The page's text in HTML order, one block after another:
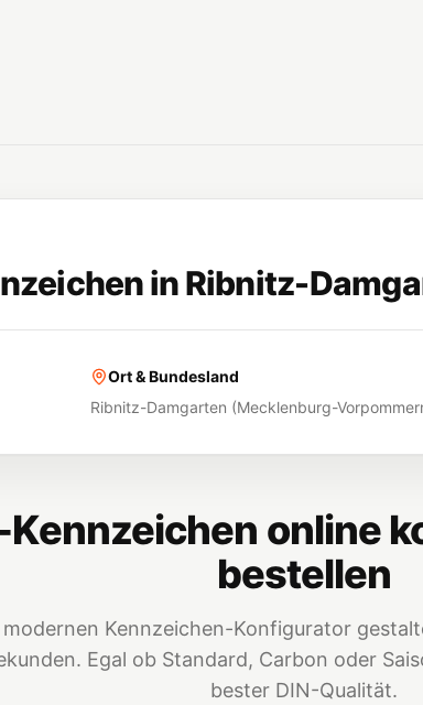
inRibnitz-
Ort & Bundesland
Ribnitz-Damgarten (Mecklenburg-
online
bestellen
Kennzeichen-Konfigurator
Egal ob Standard, Carbon oder
bester DIN-Qualität.